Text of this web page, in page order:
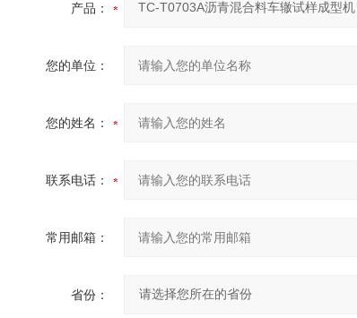
产品：
您的单位：
您的姓名：
联系电话：
常用邮箱：
省份：